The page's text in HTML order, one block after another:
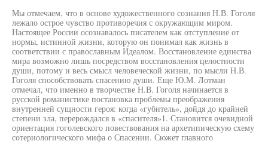
Мы отмечаем, что в основе художественного сознания Н.В. Гоголя
лежало острое чувство противоречия с окружающим миром.
Настоящее России осознавалось писателем как отступление от
нормы, истинной жизни, которую он понимал как жизнь в
соответствии с православным Идеалом. Восстановление единства
мира возможно лишь посредством восстановления целостности
души, потому и весь смысл человеческой жизни, по мысли Н.В.
Гоголя способствовать спасению души. Еще Ю.М. Лотман
отмечал, что именно в творчестве Н.В. Гоголя начинается в
русской романистике постановка проблемы преображения
внутренней сущности героя: когда «губитель», дойдя до крайней
степени зла, перерождался в «спасителя»1. Становится очевидной
ориентация гоголевского повествования на архетипическую схему
сотериологического мифа о Спасении. Сюжет главного